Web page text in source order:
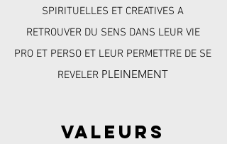
SPIRITUELLES ET CREATIVES A
RETROUVER DU SENS DANS LEUR VIE
PRO ET PERSO ET LEUR PERMETTRE DE SE
REVELER PLEINEMENT
valeurs